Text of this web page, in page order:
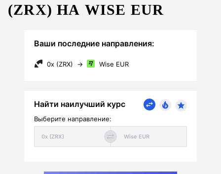
(ZRX) НА WISE EUR
Ваши последние направления:
0x (ZRX) → Wise EUR
Найти наилучший курс
Выберите направление: